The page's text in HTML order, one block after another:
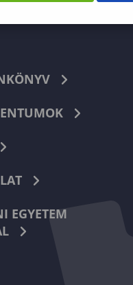
EGYETEM